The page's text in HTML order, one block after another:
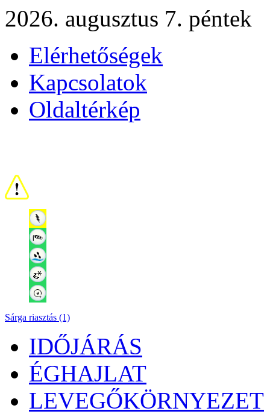
2026. augusztus 7. péntek
Elérhetőségek
Kapcsolatok
Oldaltérkép
Sárga riasztás (1)
IDŐJÁRÁS
ÉGHAJLAT
LEVEGŐKÖRNYEZET